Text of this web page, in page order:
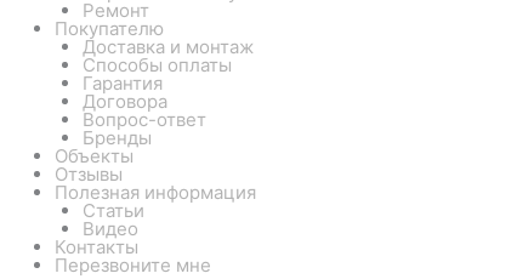
Ремонт
Покупателю
Доставка и монтаж
Способы оплаты
Гарантия
Договора
Вопрос-ответ
Бренды
Объекты
Отзывы
Полезная информация
Статьи
Видео
Контакты
Перезвоните мне